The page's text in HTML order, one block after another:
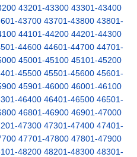
43201-43300 43301-43400
43700 43701-43800 43801-
44101-44200 44201-44300
44600 44601-44700 44701-
45001-45100 45101-45200
45500 45501-45600 45601-
45901-46000 46001-46100
46400 46401-46500 46501-
46801-46900 46901-47000
47300 47301-47400 47401-
47701-47800 47801-47900
48200 48201-48300 48301-